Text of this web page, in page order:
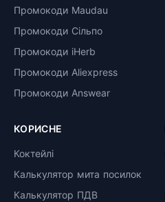
Промокоди Maudau
Промокоди Сільпо
Промокоди iHerb
Промокоди Aliexpress
Промокоди Answear
КОРИСНЕ
Коктейлі
Калькулятор мита посилок
Калькулятор ПДВ